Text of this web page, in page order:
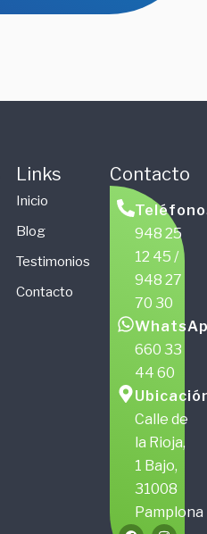
Links
Inicio
Blog
Testimonios
Contacto
Contacto
948 25
12 45 /
948 27
70 30
660 33
44 60
Calle de
la Rioja,
1 Bajo,
31008
Pamplona
F
I
X